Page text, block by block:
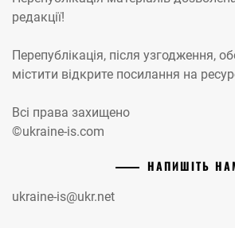
редакції!
Перепублікація, після узгодження,
містити відкрите посилання на
Всі права захищено
©ukraine-is.com
НАПИШІТЬ
ukraine-is@ukr.net